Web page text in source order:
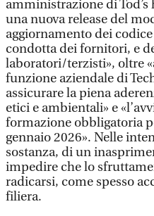
amministrazione di
una nuova release del
aggiornamento dei
condotta dei fornitori, e
laboratori/terzisti», oltre
funzione aziendale di
assicurare la piena
etici e ambientali» e
formazione obbligatoria
gennaio 2026». Nelle
sostanza, di un
impedire che lo
radicarsi, come spesso
filiera.